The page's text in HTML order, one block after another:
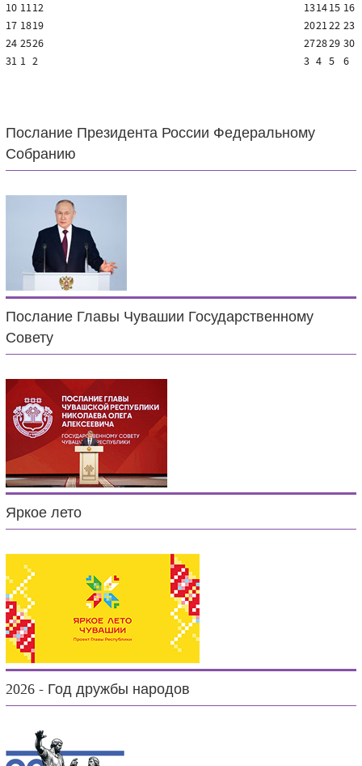
10 1112 131415 16
17 1819 202122 23
24 2526 272829 30
31 1 2 3 4 5 6
Послание Президента России Федеральному
Собранию
Послание Главы Чувашии Государственному
Совету
Яркое лето
2026 - Год дружбы народов